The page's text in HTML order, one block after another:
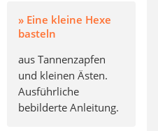
» Eine kleine Hexe
basteln
aus Tannenzapfen
und kleinen Ästen.
Ausführliche
bebilderte Anleitung.